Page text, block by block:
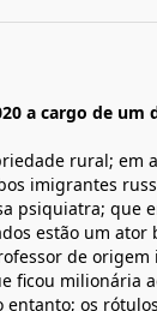
a cargo de um
rural; em
imigrantes
psiquiatra; que
estão um ator
de origem
ficou milionária
os